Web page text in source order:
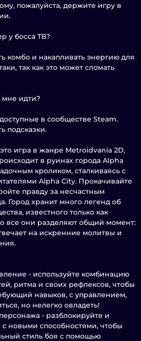
пожалуйста, держите игру в
у босса ТВ?
комбо и накапливать энергию для
так как это может сломать
мне идти?
в сообществе Steam.
подсказки.
игра в жанре Metroidvania 2D,
в руинах города Alpha
кроликом, сталкиваясь с
Alpha City. Прокачивайте
правду за несчастным
Город хранит много легенд об
известного только как
все они разделяют общий момент:
на искренние молитвы и
- используйте комбинацию
ритма и своих рефлексов, чтобы
навыков, с управлением,
но нелегко овладеть!
- разблокируйте и
новыми способностями, чтобы
стиль боя с помощью